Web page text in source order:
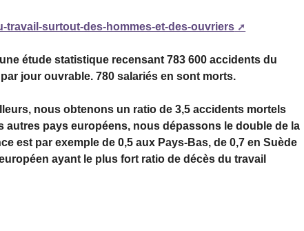
travail-surtout-des-hommes-et-des-ouvriers
étude statistique recensant 783 600 accidents du
jour ouvrable. 780 salariés en sont morts.
nous obtenons un ratio de 3,5 accidents mortels
autres pays européens, nous dépassons le double de la
est par exemple de 0,5 aux Pays-Bas, de 0,7 en Suède
ayant le plus fort ratio de décès du travail